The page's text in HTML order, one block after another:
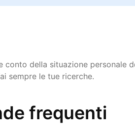
della situazione personale
sempre le tue ricerche.
frequenti